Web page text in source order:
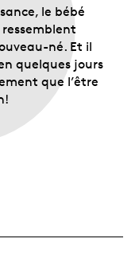
le bébé
né. Et il
quelques jours
que l’être